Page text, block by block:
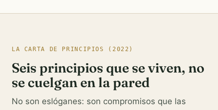
LA CARTA DE PRINCIPIOS (2022)
Seis principios que se viven, no
se cuelgan en la pared
No son eslóganes: son compromisos que las